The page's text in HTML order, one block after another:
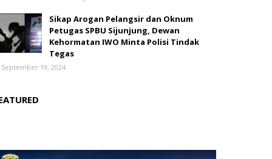
Sikap Arogan Pelangsir dan Oknum
Petugas SPBU Sijunjung, Dewan
Kehormatan IWO Minta Polisi Tindak
Tegas
September 19, 2024